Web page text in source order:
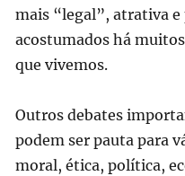
mais “legal”, atrativa
acostumados há
que vivemos.
Outros debates
podem ser pauta para
moral, ética, política,